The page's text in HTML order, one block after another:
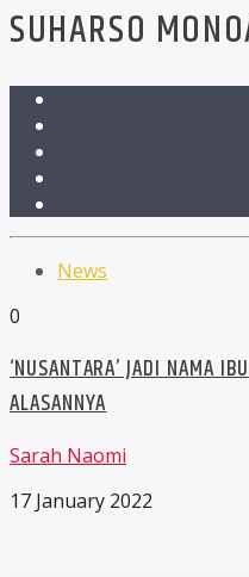
SUHARSO
News
0
‘NUSANTARA’ JADI NAMA
ALASANNYA
Sarah Naomi
17 January 2022